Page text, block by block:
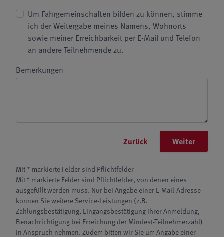
Um Fahrgemeinschaften bilden zu können, stimme
ich der Weitergabe meines Namens, Wohnorts
sowie meiner Erreichbarkeit per E-Mail und Telefon
an andere Teilnehmende zu.
Bemerkungen
Zurück Weiter
Mit * markierte Felder sind Pflichtfelder
Mit+ markierte Felder sind Pflichtfelder, von denen eines
ausgefüllt werden muss. Nur bei Angabe einer E-Mail-Adresse
können Sie weitere Service-Leistungen (z.B.
Zahlungsbestätigung, Eingangsbestätigung Ihrer Anmeldung,
Benachrichtigung bei Erreichung der Mindest-Teilnehmerzahl)
in Anspruch nehmen. Zudem bitten wir Sie um Angabe einer